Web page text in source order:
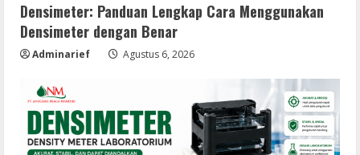
Densimeter: Panduan Lengkap Cara Menggunakan
Densimeter dengan Benar
Adminarief Agustus 6, 2026